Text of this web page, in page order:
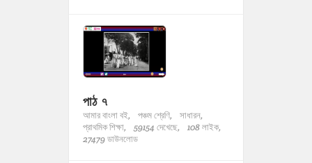
পাঠ ৭
আমার বাংলা বই, পঞ্চম শ্রেণি,
সাধারন,
প্রাথমিক শিক্ষা,
59154 দেখেছে,
108 লাইক,
27479 ডাউনলোড